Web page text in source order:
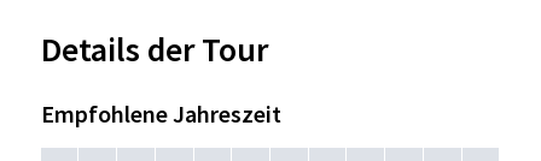
Details der Tour
Empfohlene Jahreszeit